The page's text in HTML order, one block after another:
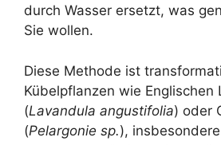
durch Wasser ersetzt, was
Sie wollen.
Diese Methode ist
Kübelpflanzen wie Englischen
(Lavandula angustifolia) oder
(Pelargonie sp.),